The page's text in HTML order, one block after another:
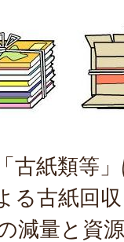
古紙類等
る古紙回
減量と資